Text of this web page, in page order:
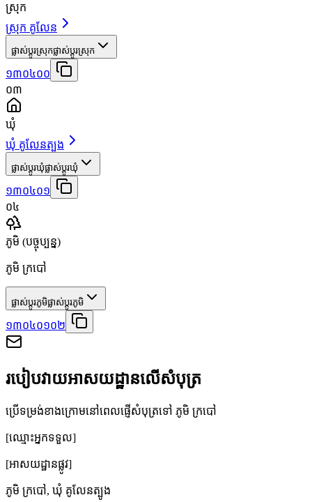
ស្រុក
ស្រុក គូលែន
ផ្លាស់ប្តូរស្រុកផ្លាស់ប្តូរស្រុក
១៣០៤០០
០៣
ឃុំ
ឃុំ គូលែនត្បូង
ផ្លាស់ប្តូរឃុំផ្លាស់ប្តូរឃុំ
១៣០៤០១
០៤
ភូមិ (បច្ចុប្បន្ន)
ភូមិ ក្របៅ
ផ្លាស់ប្តូរភូមិផ្លាស់ប្តូរភូមិ
១៣០៤០១០២
របៀបវាយអាសយដ្ឋានលើសំបុត្រ
ប្រើទម្រង់ខាងក្រោមនៅពេលផ្ញើសំបុត្រទៅ ភូមិ ក្របៅ
[ឈ្មោះអ្នកទទួល]
[អាសយដ្ឋានផ្លូវ]
ភូមិ ក្របៅ, ឃុំ គូលែនត្បូង